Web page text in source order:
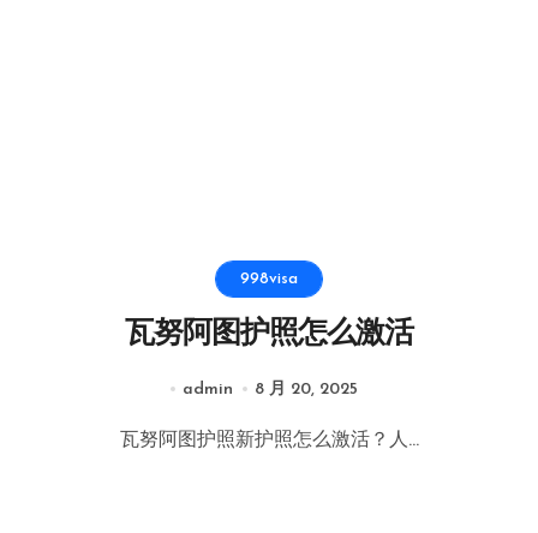
998visa
瓦努阿图护照怎么激活
admin 8 月 20, 2025
瓦努阿图护照新护照怎么激活？人...